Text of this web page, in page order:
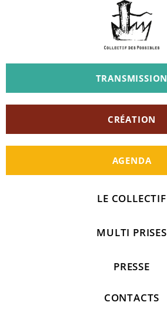
TRANSMISSION
CRÉATION
AGENDA
LE COLLECTIF
MULTI PRISES
PRESSE
CONTACTS